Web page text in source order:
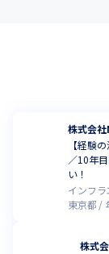
株式会社
【経験
／10年
い！
インフ
東京都
株式